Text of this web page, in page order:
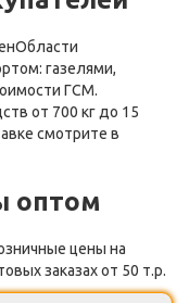
газелями,
ГСМ.
от 700 кг до 15
смотрите в
оптом
цены на
заказах от 50 т.р.